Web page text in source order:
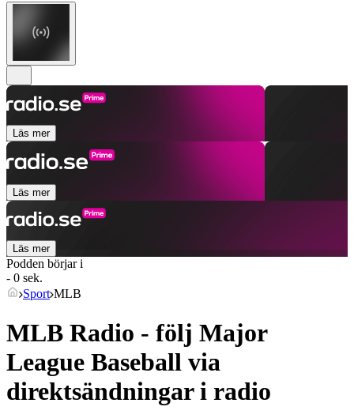
Läs mer
Läs mer
Läs mer
Podden börjar i
- 0 sek.
Sport MLB
MLB Radio - följ Major
League Baseball via
direktsändningar i radio